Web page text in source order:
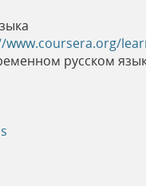
www.coursera.org/
русском